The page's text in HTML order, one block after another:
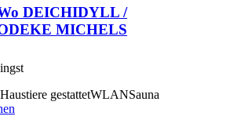
DEICHIDYLL /
MICHELS
Haustiere gestattetWLANSauna